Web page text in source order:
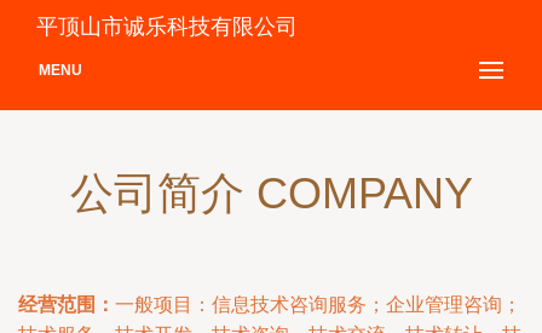
平顶山市诚乐科技有限公司
MENU
公司简介 COMPANY
经营范围： 一般项目：信息技术咨询服务；企业管理咨询；